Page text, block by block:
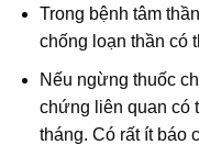
Trong bệnh tâm
chống loạn thần có
Nếu ngừng thuốc
chứng liên quan có
tháng. Có rất ít báo